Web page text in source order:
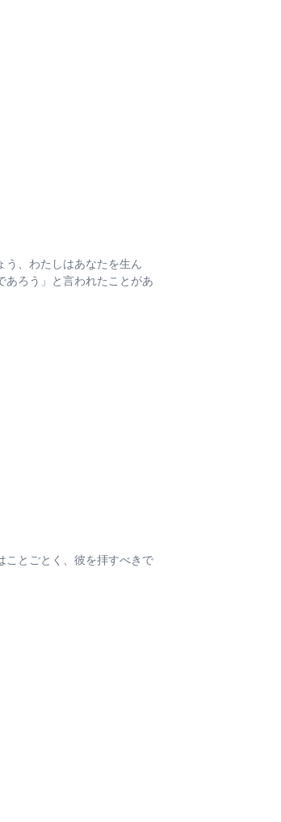
う、わたしはあなたを生ん
あろう」と言われたことがあ
ことごとく、彼を拝すべきで